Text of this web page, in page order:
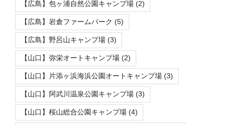
【広島】包ヶ浦自然公園キャンプ場 (2)
【広島】岩倉ファームパーク (5)
【広島】野呂山キャンプ場 (3)
【山口】弥栄オートキャンプ場 (2)
【山口】片添ヶ浜海浜公園オートキャンプ場 (3)
【山口】阿武川温泉公園キャンプ場 (3)
【山口】桜山総合公園キャンプ場 (4)